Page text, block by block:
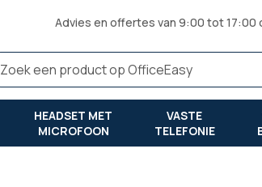
Advies en offertes van 9:00 tot 17:00
HEADSET MET
MICROFOON
VASTE
TELEFONIE